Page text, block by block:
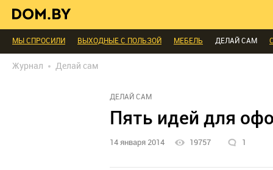
В ГОСТЯХ ДИАЛОГ
МЫ СПРОСИЛИ
ВЫХОДНЫЕ С ПОЛЬЗОЙ МЕБЕЛЬ ДЕЛАЙ САМ
РЕДАКЦИЯ
Журнал Делай сам
ДЕЛАЙ САМ
Пять идей для
14 января 2014 19757 1